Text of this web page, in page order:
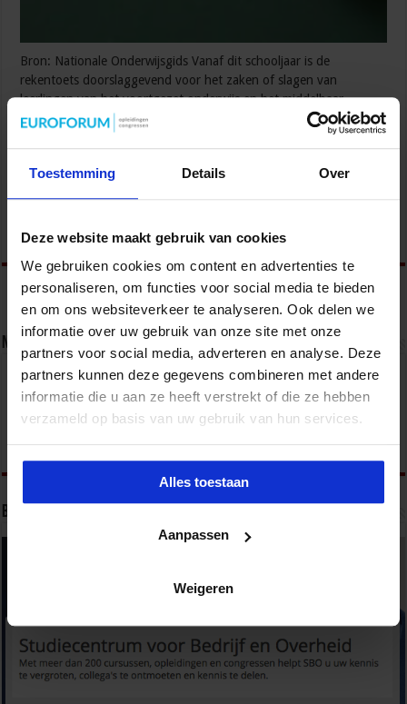
Toestemming Details Over
Deze website maakt gebruik van cookies
We gebruiken cookies om content en advertenties te
personaliseren, om functies voor social media te bieden
en om ons websiteverkeer te analyseren. Ook delen we
informatie over uw gebruik van onze site met onze
partners voor social media, adverteren en analyse. Deze
partners kunnen deze gegevens combineren met andere
informatie die u aan ze heeft verstrekt of die ze hebben
verzameld op basis van uw gebruik van hun services.
Alles toestaan
Aanpassen
Weigeren
Bron: Nationale Onderwijsgids Vanaf dit schooljaar is de
rekentoets doorslaggevend voor het zaken of slagen van
leerlingen van het voortgezet onderwijs en het middelbaar
beroepsonderwijs (mbo). Definitieve cijfers over hoe de toets
afgelopen voorjaar is gemaakt blijven echter nog steeds uit. De
aldus De Telegraaf. PvdA-Kamerlid Jadnanansing is bezig een
Nieuwsbrief
Bekijk onze opleidingen